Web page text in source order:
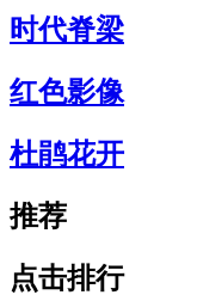
时代脊梁
红色影像
杜鹃花开
推荐
点击排行